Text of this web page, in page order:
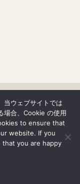
当ウェブサイトでは
場合、Cookie の使用
to ensure that
website. If you
you are happy